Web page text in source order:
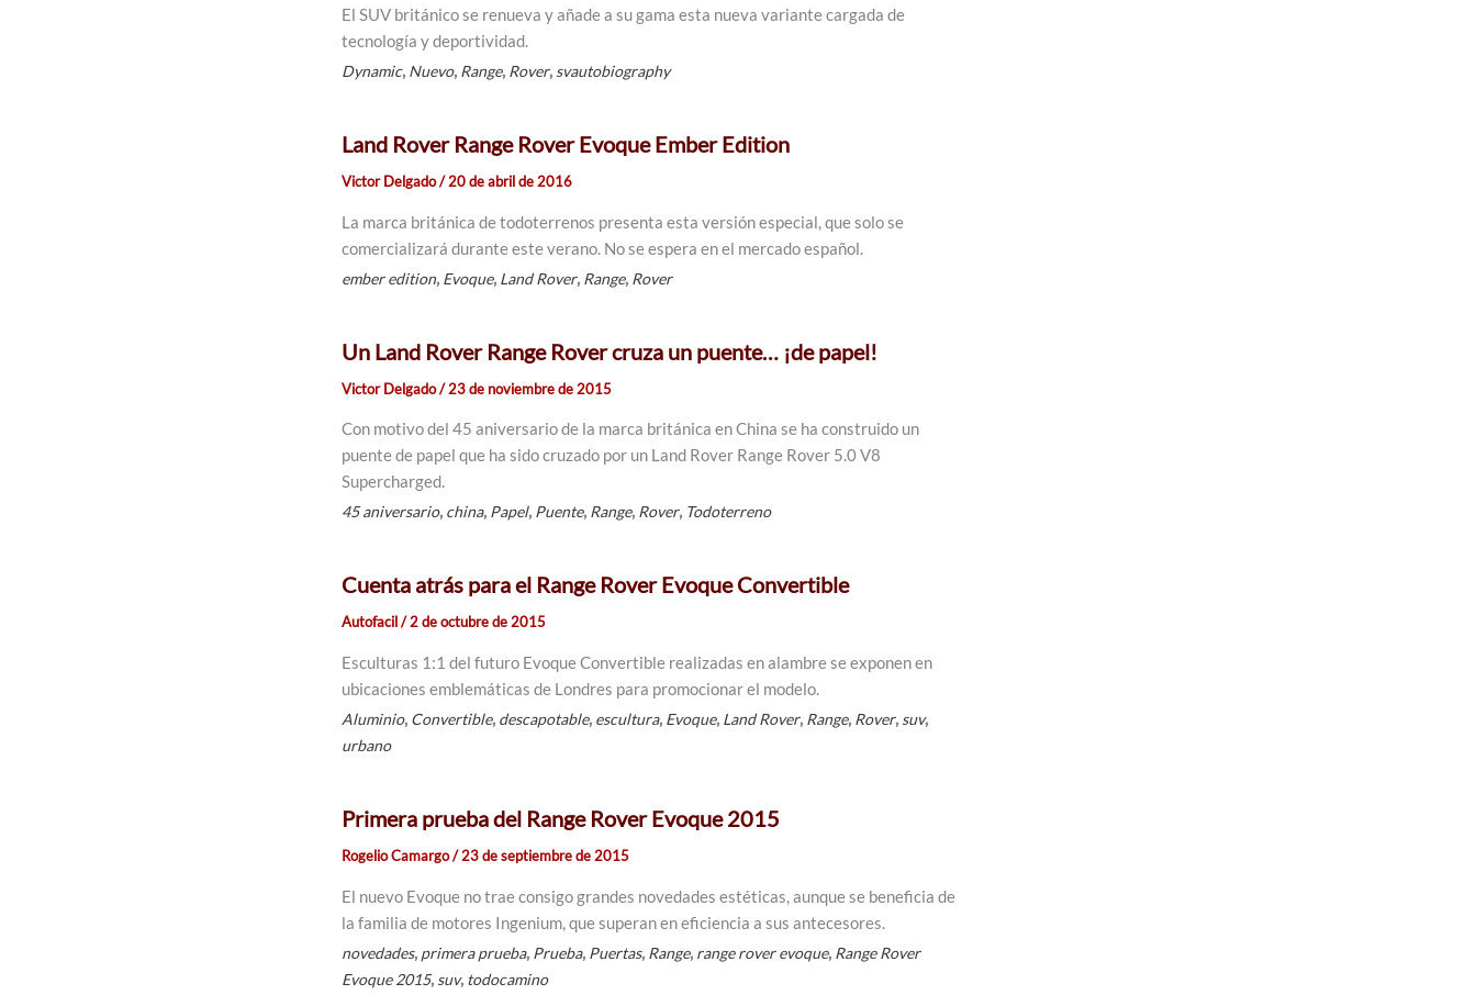
El SUV británico se renueva y añade a su gama esta nueva variante cargada de
tecnología y deportividad.
Dynamic, Nuevo, Range, Rover, svautobiography
Land Rover Range Rover Evoque Ember Edition
Victor Delgado/20 de abril de 2016
La marca británica de todoterrenos presenta esta versión especial, que solo se
comercializará durante este verano. No se espera en el mercado español.
ember edition, Evoque, Land Rover, Range, Rover
Un Land Rover Range Rover cruza un puente… ¡de papel!
Victor Delgado/23 de noviembre de 2015
Con motivo del 45 aniversario de la marca británica en China se ha construido un
puente de papel que ha sido cruzado por un Land Rover Range Rover 5.0 V8
Supercharged.
45 aniversario, china, Papel, Puente, Range, Rover, Todoterreno
Cuenta atrás para el Range Rover Evoque Convertible
Autofacil/2 de octubre de 2015
Esculturas 1:1 del futuro Evoque Convertible realizadas en alambre se exponen en
ubicaciones emblemáticas de Londres para promocionar el modelo.
Aluminio, Convertible, descapotable, escultura, Evoque, Land Rover, Range, Rover, suv,
urbano
Primera prueba del Range Rover Evoque 2015
Rogelio Camargo/23 de septiembre de 2015
El nuevo Evoque no trae consigo grandes novedades estéticas, aunque se beneficia de
la familia de motores Ingenium, que superan en eficiencia a sus antecesores.
novedades, primera prueba, Prueba, Puertas, Range, range rover evoque, Range Rover
Evoque 2015, suv, todocamino